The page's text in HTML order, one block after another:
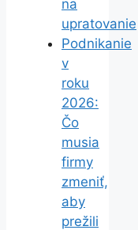
na
upratovanie
Podnikanie
v
roku
2026:
Čo
musia
firmy
zmeniť,
aby
prežili